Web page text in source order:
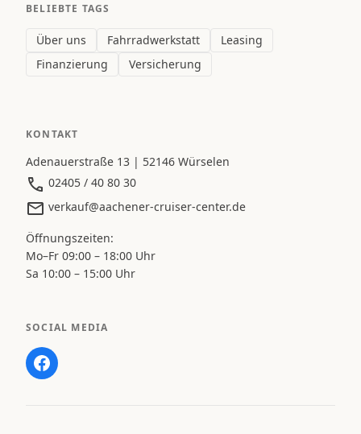
BELIEBTE TAGS
Über uns Fahrradwerkstatt
Leasing
Finanzierung
Versicherung
KONTAKT
Adenauerstraße 13 | 52146 Würselen
02405 / 40 80 30
verkauf@aachener-cruiser-center.de
Öffnungszeiten:
Mo–Fr 09:00 – 18:00 Uhr
Sa 10:00 – 15:00 Uhr
SOCIAL MEDIA